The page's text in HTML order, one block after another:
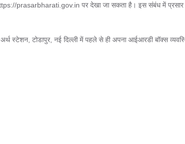
prasarbharati.gov.in पर देखा जा सकता है। इस संबंध में प्रसार
स्टेशन, टोडापुर, नई दिल्ली में पहले से ही अपना आईआरडी बॉक्स